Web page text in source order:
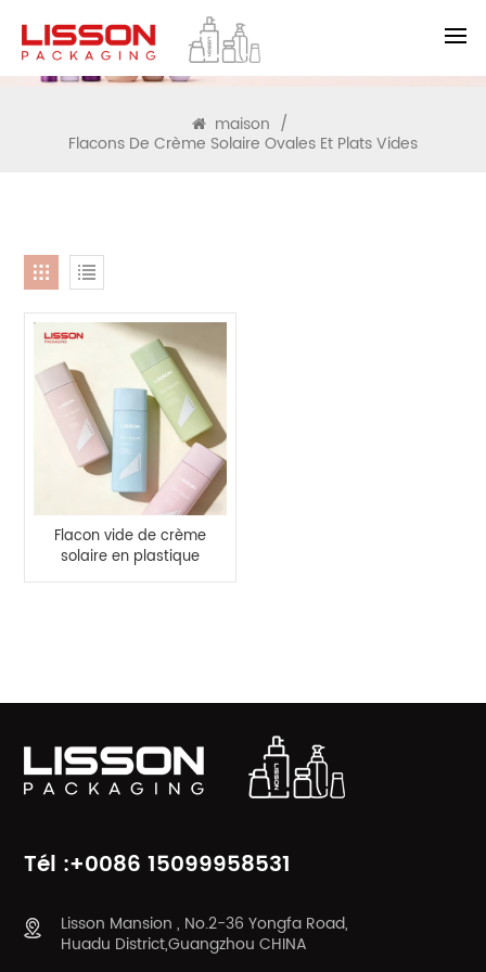
RECHERCHE
maison /
Flacons De Crème Solaire Ovales Et Plats Vides
Flacon vide de crème
solaire en plastique
avec bouchon à vis
Tél :+0086 15099958531
Lisson Mansion , No.2-36 Yongfa Road,
Huadu District,Guangzhou CHINA